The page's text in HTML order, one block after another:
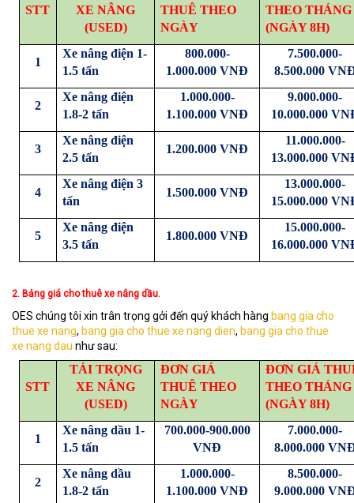
STT
XE NÂNG
(USED)
THUÊ THEO
NGÀY
THEO THÁNG
(NGÀY 8H)
1
Xe nâng điện 1-
1.5 tấn
800.000-
1.000.000 VNĐ
7.500.000-
8.500.000
2
Xe nâng điện
1.8-2 tấn
1.000.000-
1.100.000 VNĐ
9.000.000-
10.000.000
3
Xe nâng điện
2.5 tấn
1.200.000 VNĐ
11.000.000-
13.000.000
4
Xe nâng điện 3
tấn
1.500.000 VNĐ
13.000.000-
15.000.000
5
Xe nâng điện
3.5 tấn
1.800.000 VNĐ
15.000.000-
16.000.000
2. Bảng giá cho thuê xe nâng dầu.
OES chúng tôi xin trân trọng gởi đến quý khách hàng bang gia cho
thue xe nang, bang gia cho thue xe nang dien, bang gia cho thue
xe nang dau như sau:
STT
TẢI TRỌNG
XE NÂNG
(USED)
ĐƠN GIÁ
THUÊ THEO
NGÀY
ĐƠN GIÁ
THEO THÁNG
(NGÀY 8H)
1
Xe nâng dầu 1-
1.5 tấn
700.000-900.000
VNĐ
7.000.000-
8.000.000
2
Xe nâng dầu
1.8-2 tấn
1.000.000-
1.100.000 VNĐ
8.500.000-
9.000.000